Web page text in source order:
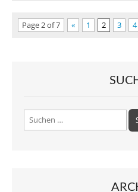
Page 2 of 7 « 1 2 3 4
Suchen